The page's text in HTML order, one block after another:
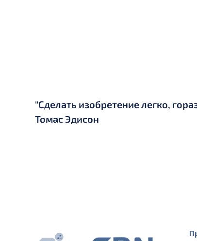
"Сделать изобретение легко,
Томас Эдисон